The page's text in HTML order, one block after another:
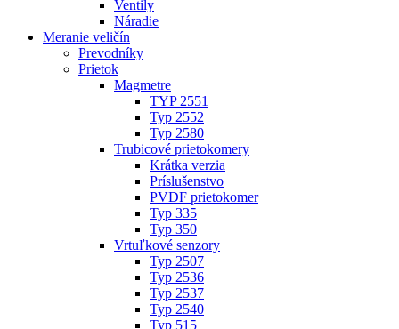
Ventily
Náradie
Meranie veličín
Prevodníky
Prietok
Magmetre
TYP 2551
Typ 2552
Typ 2580
Trubicové prietokomery
Krátka verzia
Príslušenstvo
PVDF prietokomer
Typ 335
Typ 350
Vrtuľkové senzory
Typ 2507
Typ 2536
Typ 2537
Typ 2540
Typ 515